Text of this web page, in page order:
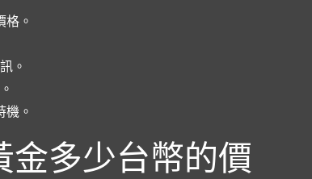
格。
。
機 。
金多少台幣的價